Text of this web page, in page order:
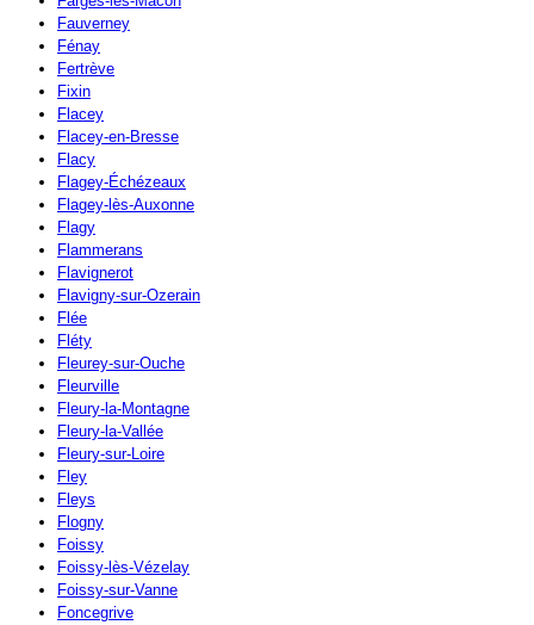
Fauverney
Fénay
Fertrève
Fixin
Flacey
Flacey-en-Bresse
Flacy
Flagey-Échézeaux
Flagey-lès-Auxonne
Flagy
Flammerans
Flavignerot
Flavigny-sur-Ozerain
Flée
Fléty
Fleurey-sur-Ouche
Fleurville
Fleury-la-Montagne
Fleury-la-Vallée
Fleury-sur-Loire
Fley
Fleys
Flogny
Foissy
Foissy-lès-Vézelay
Foissy-sur-Vanne
Foncegrive